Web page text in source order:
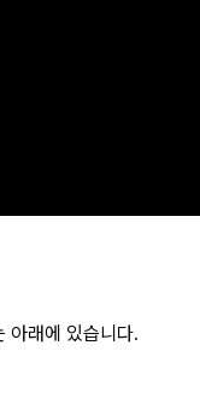
아래에 있습니다.